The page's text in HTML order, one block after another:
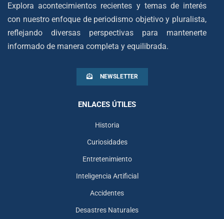
Explora acontecimientos recientes y temas de interés
con nuestro enfoque de periodismo objetivo y pluralista,
reflejando diversas perspectivas para mantenerte
informado de manera completa y equilibrada.
NEWSLETTER
ENLACES ÚTILES
Historia
Curiosidades
Entretenimiento
Inteligencia Artificial
Accidentes
Desastres Naturales